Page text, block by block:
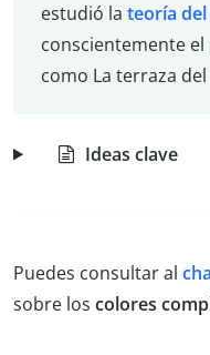
estudió la teoría
conscientemente
como La terraza
Ideas clave
Puedes consultar al
sobre los colores